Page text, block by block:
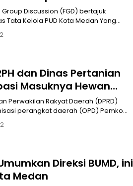
Discussion (FGD) bertajuk
Tata Kelola PUD Kota Medan Yang
dan Dinas Pertanian
Masuknya Hewan
Perwakilan Rakyat Daerah (DPRD)
perangkat daerah (OPD) Pemko
masuknya hewan ternak yang
(PMK).Ketua Komisi IV DPRD
Direksi BUMD, ini
Medan